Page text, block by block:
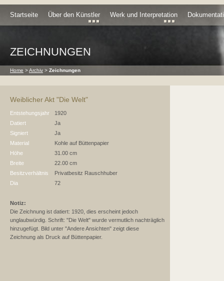
Startseite Über den Künstler Werk und Interpretation
ZEICHNUNGEN
Home >Archiv > Zeichnungen
Weiblicher Akt "Die Welt"
Entstehungsjahr
1920
Datiert
Ja
Signiert
Ja
Material
Kohle auf Büttenpapier
Höhe
31.00 cm
Breite
22.00 cm
Besitzverhältnis
Privatbesitz Rauschhuber
Dia
72
Notiz:
Die Zeichnung ist datiert: 1920, dies erscheint jedoch
unglaubwürdig. Schrift: "Die Welt" wurde vermutlich nachträglich
hinzugefügt. Bild unter "Andere Ansichten" zeigt diese
Zeichnung als Druck auf Büttenpapier.